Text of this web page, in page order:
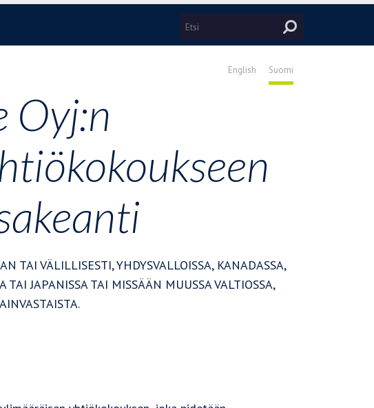
Suomi
English
Oyj:n
TAI VÄLILLISESTI, YHDYSVALLOISSA, KANADASSA,
JAPANISSA TAI MISSÄÄN MUUSSA VALTIOSSA,